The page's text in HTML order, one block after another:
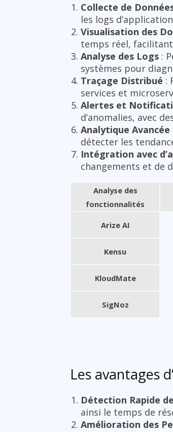
Collecte de
les logs
Visualisation des
temps réel, facilitant
Analyse des Logs :
systèmes pour
Traçage Distribué :
services et
Alertes et
d’anomalies, avec
Analytique Avancée
détecter les
Intégration avec
changements et de
Analyse des
fonctionnalités
Arize AI
Kensu
KloudMate
SigNoz
Les avantages
Détection Rapide
ainsi le temps de
Amélioration des